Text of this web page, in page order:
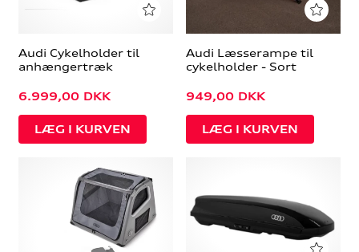
Audi Cykelholder til
anhængertræk
6.999,00 DKK
Audi Læsserampe til
cykelholder - Sort
949,00 DKK